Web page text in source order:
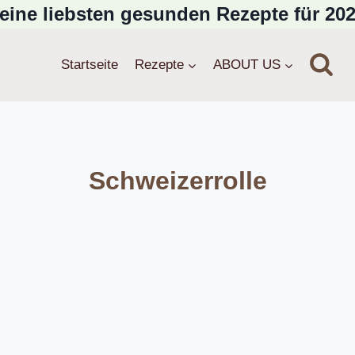
liebsten gesunden Rezepte für
Startseite Rezepte ABOUT US
Schweizerrolle